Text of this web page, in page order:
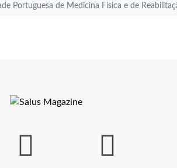
Portuguesa de Medicina Física e de